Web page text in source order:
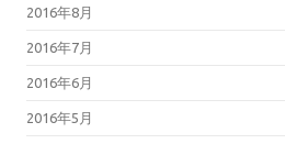
2016年8月
2016年7月
2016年6月
2016年5月